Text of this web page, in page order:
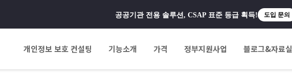
공공기관 전용 솔루션, CSAP 표준 등급 획득! 도입 문의
개인정보 보호 컨설팅 기능소개 가격 정부지원사업 블로그&자료실